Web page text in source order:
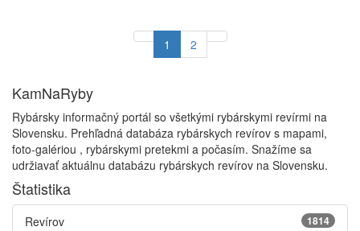
1 2
KamNaRyby
Rybársky informačný portál so všetkými rybárskymi revírmi na
Slovensku. Prehľadná databáza rybárskych revírov s mapami,
foto-galériou , rybárskymi pretekmi a počasím. Snažíme sa
udržiavať aktuálnu databázu rybárskych revírov na Slovensku.
Štatistika
1814
Revírov